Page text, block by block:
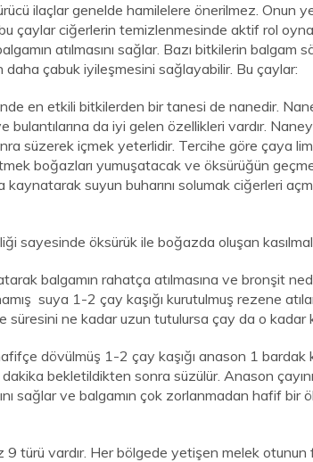
ilaçlar genelde hamilelere önerilmez. Onun
çaylar ciğerlerin temizlenmesinde aktif rol
atılmasını sağlar. Bazı bitkilerin balgam
çabuk iyileşmesini sağlayabilir. Bu çaylar:
en etkili bitkilerden bir tanesi de nanedir.
bulantılarına da iyi gelen özellikleri vardır.
süzerek içmek yeterlidir. Tercihe göre çaya
boğazları yumuşatacak ve öksürüğün
suyun buharını solumak ciğerleri
sayesinde öksürük ile boğazda oluşan
balgamın rahatça atılmasına ve bronşit
suya 1-2 çay kaşığı kurutulmuş rezene
süresini ne kadar uzun tutulursa çay da o kadar
dövülmüş 1-2 çay kaşığı anason 1 bardak
dakika bekletildikten sonra süzülür. Anason
sağlar ve balgamın çok zorlanmadan hafif bir
türü vardır. Her bölgede yetişen melek otunun